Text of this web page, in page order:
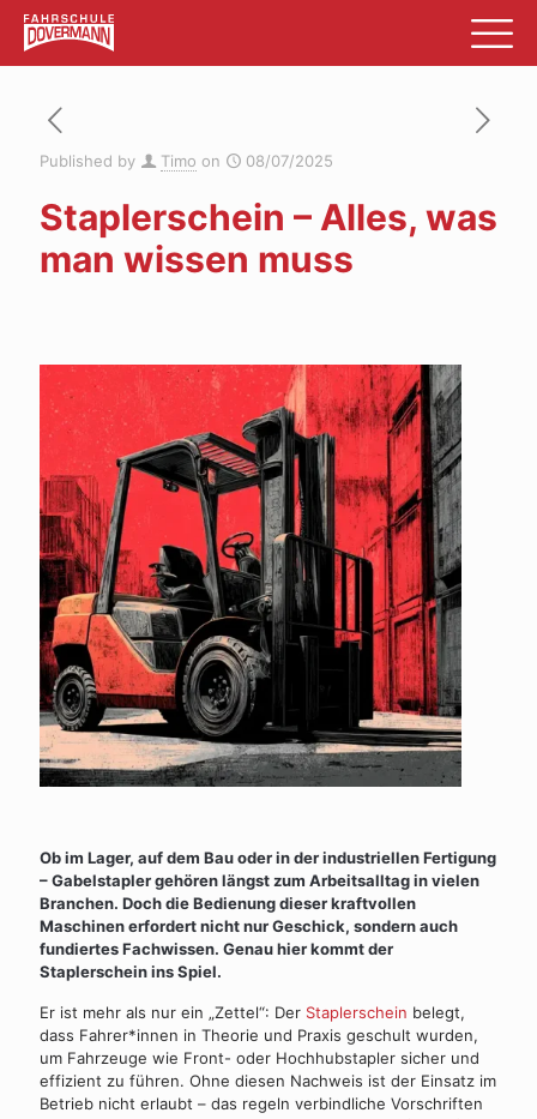
Published by Timo on 08/07/2025
Staplerschein – Alles, was
man wissen muss
Ob im Lager, auf dem Bau oder in der industriellen Fertigung
–Gabelstaplergehören längst zum Arbeitsalltag in vielen
Branchen. Doch die Bedienung dieser kraftvollen
Maschinen erfordert nicht nur Geschick, sondern auch
fundiertes Fachwissen. Genau hier kommt der
Staplerscheinins Spiel.
Er ist mehr als nur ein „Zettel“: Der Staplerschein belegt,
dass Fahrer*innen in Theorie und Praxis geschult wurden,
um Fahrzeuge wie Front- oder Hochhubstapler sicher und
effizient zu führen. Ohne diesen Nachweis ist der Einsatz im
Betrieb nicht erlaubt – das regeln verbindliche Vorschriften